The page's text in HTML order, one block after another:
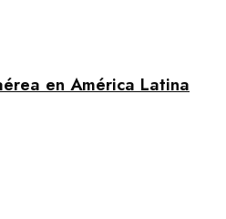
en América Latina